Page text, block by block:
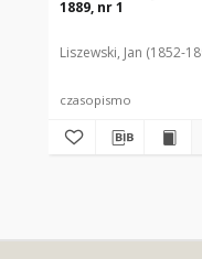
1889, nr 1
Liszewski, Jan (1852-
czasopismo